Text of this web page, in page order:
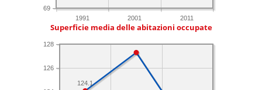
1991 2001 2011
69
Superficie media delle abitazioni occupate
126
128
124.1